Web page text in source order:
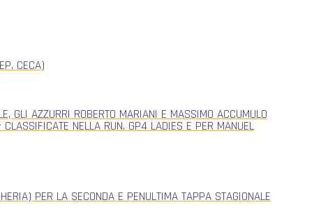
CECA)
GLI AZZURRI ROBERTO MARIANI E MASSIMO ACCUMULO
NELLA RUN. GP4 LADIES E PER MANUEL
PER LA SECONDA E PENULTIMA TAPPA STAGIONALE